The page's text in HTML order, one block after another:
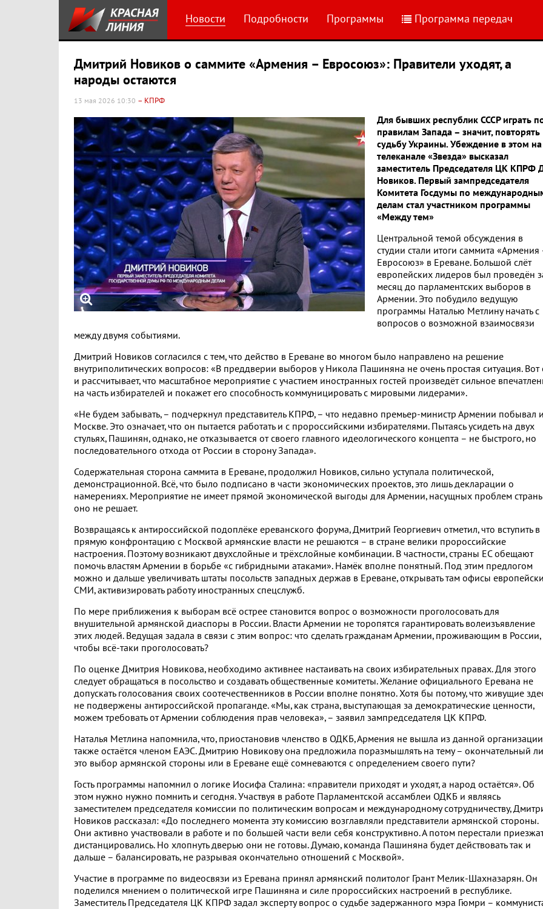
Новости Подробности Программы Программа передач
Дмитрий Новиков о саммите «Армения – Евросоюз»: Правители уходят, а
народы остаются
13 мая 2026 10:30 – КПРФ
Для бывших республик СССР играть
правилам Запада – значит, повторять
судьбу Украины. Убеждение в этом на
телеканале «Звезда» высказал
заместитель Председателя ЦК КПРФ
Новиков. Первый зампредседателя
Комитета Госдумы по
делам стал участником программы
«Между тем»
Центральной темой обсуждения в
студии стали итоги саммита «Армения
Евросоюз» в Ереване. Большой слёт
европейских лидеров был проведён
месяц до парламентских выборов в
Армении. Это побудило ведущую
программы Наталью Метлину начать с
вопросов о возможной взаимосвязи
между двумя событиями.
Дмитрий Новиков согласился с тем, что действо в Ереване во многом было направлено на решение
внутриполитических вопросов: «В преддверии выборов у Никола Пашиняна не очень простая ситуация. Вот
и рассчитывает, что масштабное мероприятие с участием иностранных гостей произведёт сильное
на часть избирателей и покажет его способность коммуницировать с мировыми лидерами».
«Не будем забывать, – подчеркнул представитель КПРФ, – что недавно премьер-министр Армении побывал
Москве. Это означает, что он пытается работать и с пророссийскими избирателями. Пытаясь усидеть на двух
стульях, Пашинян, однако, не отказывается от своего главного идеологического концепта – не быстрого, но
последовательного отхода от России в сторону Запада».
Содержательная сторона саммита в Ереване, продолжил Новиков, сильно уступала политической,
демонстрационной. Всё, что было подписано в части экономических проектов, это лишь декларации о
намерениях. Мероприятие не имеет прямой экономической выгоды для Армении, насущных проблем
оно не решает.
Возвращаясь к антироссийской подоплёке ереванского форума, Дмитрий Георгиевич отметил, что вступить в
прямую конфронтацию с Москвой армянские власти не решаются – в стране велики пророссийские
настроения. Поэтому возникают двухслойные и трёхслойные комбинации. В частности, страны ЕС обещают
помочь властям Армении в борьбе «с гибридными атаками». Намёк вполне понятный. Под этим предлогом
можно и дальше увеличивать штаты посольств западных держав в Ереване, открывать там офисы
СМИ, активизировать работу иностранных спецслужб.
По мере приближения к выборам всё острее становится вопрос о возможности проголосовать для
внушительной армянской диаспоры в России. Власти Армении не торопятся гарантировать волеизъявление
этих людей. Ведущая задала в связи с этим вопрос: что сделать гражданам Армении, проживающим в России,
чтобы всё-таки проголосовать?
По оценке Дмитрия Новикова, необходимо активнее настаивать на своих избирательных правах. Для этого
следует обращаться в посольство и создавать общественные комитеты. Желание официального Еревана не
допускать голосования своих соотечественников в России вполне понятно. Хотя бы потому, что живущие
не подвержены антироссийской пропаганде. «Мы, как страна, выступающая за демократические ценности,
можем требовать от Армении соблюдения прав человека», – заявил зампредседателя ЦК КПРФ.
Наталья Метлина напомнила, что, приостановив членство в ОДКБ, Армения не вышла из данной
также остаётся членом ЕАЭС. Дмитрию Новикову она предложила поразмышлять на тему – окончательный ли
это выбор армянской стороны или в Ереване ещё сомневаются с определением своего пути?
Гость программы напомнил о логике Иосифа Сталина: «правители приходят и уходят, а народ остаётся». Об
этом нужно нужно помнить и сегодня. Участвуя в работе Парламентской ассамблеи ОДКБ и являясь
заместителем председателя комиссии по политическим вопросам и международному сотрудничеству,
Новиков рассказал: «До последнего момента эту комиссию возглавляли представители армянской стороны.
Они активно участвовали в работе и по большей части вели себя конструктивно. А потом перестали
дистанцировались. Но хлопнуть дверью они не готовы. Думаю, команда Пашиняна будет действовать так и
дальше – балансировать, не разрывая окончательно отношений с Москвой».
Участие в программе по видеосвязи из Еревана принял армянский политолог Грант Мелик-Шахназарян. Он
поделился мнением о политической игре Пашиняна и силе пророссийских настроений в республике.
Заместитель Председателя ЦК КПРФ задал эксперту вопрос о судьбе задержанного мэра Гюмри –